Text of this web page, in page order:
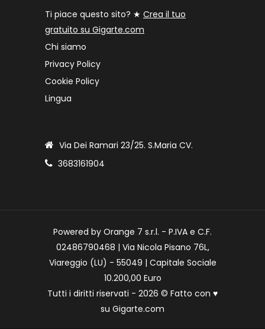
Ti piace questo sito? ★ Crea il tuo
gratuito su Gigarte.com
Chi siamo
Privacy Policy
Cookie Policy
Lingua
Via Dei Ramari 23/25. S.Maria CV.
3683161904
Powered by Orange 7 s.r.l. - P.IVA e C.F.
02486790468 | Via Nicola Pisano 76L,
Viareggio (LU) - 55049 | Capitale Sociale
10.200,00 Euro
Tutti i diritti riservati - 2026 © Fatto con ♥
su Gigarte.com